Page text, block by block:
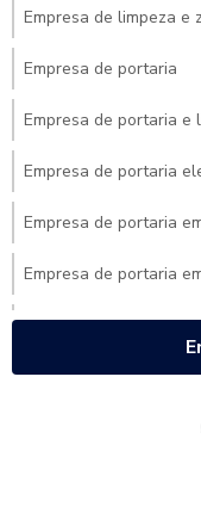
Empresa de limpeza e
Empresa de portaria
Empresa de portaria e
Empresa de portaria
Empresa de portaria
Empresa de portaria
Empresa de portaria
Empresa de portaria
Empresa de portaria